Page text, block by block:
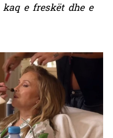
kaq e freskët dhe e